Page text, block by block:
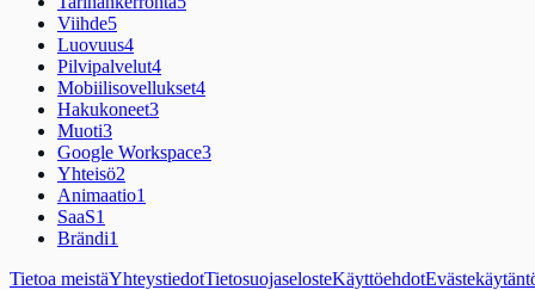
Viihde5
Luovuus4
Pilvipalvelut4
Mobiilisovellukset4
Hakukoneet3
Muoti3
Google Workspace3
Yhteisö2
Animaatio1
SaaS1
Brändi1
Tietoa meistäYhteystiedotTietosuojaselosteKäyttöehdot